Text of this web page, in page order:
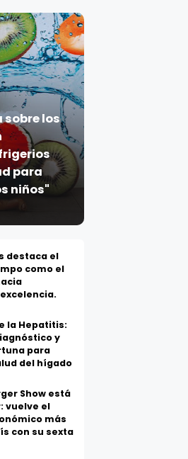
los
para
niños"
destaca el
como el
la Hepatitis:
y
para
del hígado
Show está
vuelve el
más
con su sexta